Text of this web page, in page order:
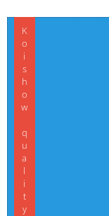
Koishow quality